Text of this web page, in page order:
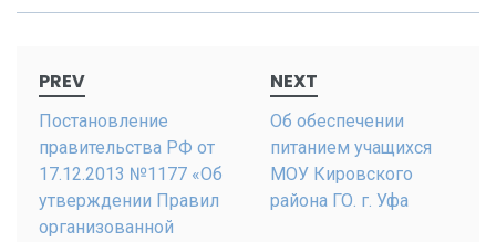
navigation
PREV
Постановление
правительства РФ от
17.12.2013 №1177 «Об
утверждении Правил
организованной
NEXT
Об обеспечении
питанием учащихся
МОУ Кировского
района ГО. г. Уфа